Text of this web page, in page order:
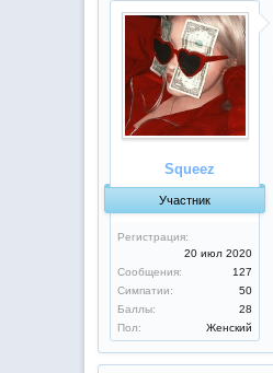
Squeez
Участник
Регистрация:
20 июл 2020
Сообщения:
127
Симпатии:
50
Баллы:
28
Пол:
Женский